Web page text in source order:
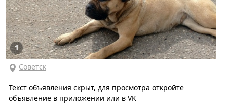
1
Советск
Текст объявления скрыт, для просмотра откройте
объявление в приложении или в VK